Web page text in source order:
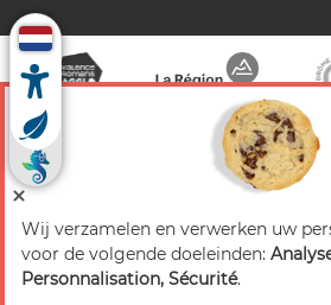
© 2026 Valence Romans
Wij verzamelen en verwerken uw
voor de volgende doeleinden:
Personnalisation, Sécurité.